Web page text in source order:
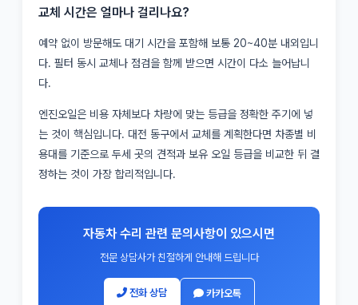
교체 시간은 얼마나 걸리나요?
예약 없이 방문해도 대기 시간을 포함해 보통 20~40분 내외입니
다. 필터 동시 교체나 점검을 함께 받으면 시간이 다소 늘어납니
다.
엔진오일은 비용 자체보다 차량에 맞는 등급을 정확한 주기에 넣
는 것이 핵심입니다. 대전 동구에서 교체를 계획한다면 차종별 비
용대를 기준으로 두세 곳의 견적과 보유 오일 등급을 비교한 뒤 결
정하는 것이 가장 합리적입니다.
자동차 수리 관련 문의사항이 있으시면
전문 상담사가 친절하게 안내해 드립니다
전화 상담 카카오톡